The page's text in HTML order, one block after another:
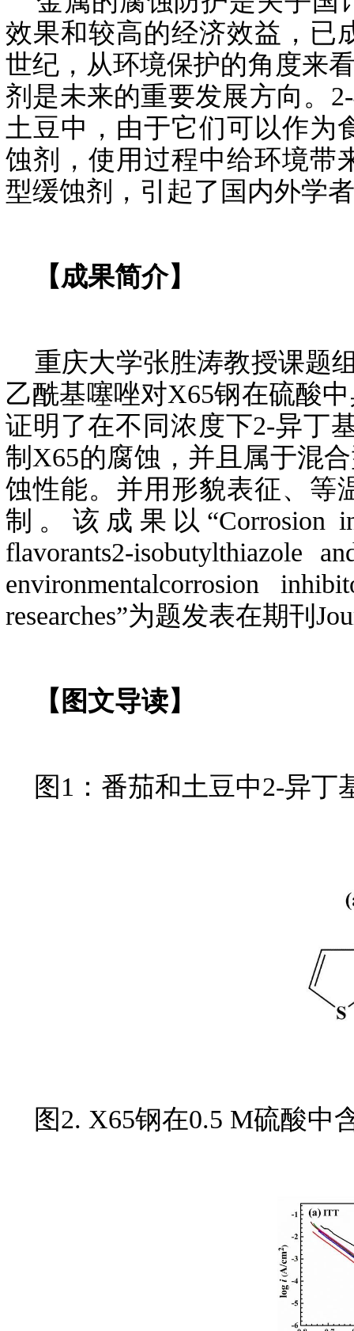
效果和较高的经济效益，已
世纪，从环境保护的角度来
剂是未来的重要发展方向。
土豆中，由于它们可以作为
蚀剂，使用过程中给环境带
型缓蚀剂，引起了国内外学
【成果简介】
重庆大学张胜涛教授课题
乙酰基噻唑对X65钢在硫酸
证明了在不同浓度下2-异丁
制X65的腐蚀，并且属于混
蚀性能。并用形貌表征、等
制。该成果以“Corrosion
flavorants2-isobutylthiazole
environmentalcorrosion
researches”为题发表在期刊
【图文导读】
图1：番茄和土豆中2-异丁
图2. X65钢在0.5 M硫酸中